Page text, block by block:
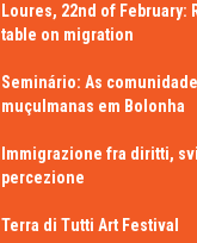
Loures, 22nd of February:
table on migration
Seminário: As
muçulmanas em Bolonha
Immigrazione fra diritti,
percezione
Terra di Tutti Art Festival